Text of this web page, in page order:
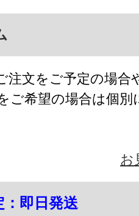
注文をご予定の場合
ご希望の場合は個別
お
：即日発送